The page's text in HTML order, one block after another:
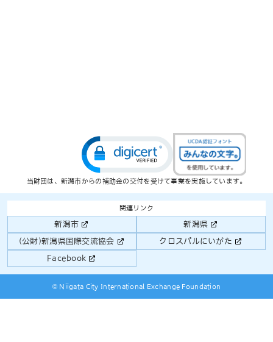
当財団は、新潟市からの補助金の交付を受けて事業を実施しています。
関連リンク
新潟市 新潟県
(公財)新潟県国際交流協会 クロスパルにいがた
Facebook
© Niigata City International Exchange Foundation